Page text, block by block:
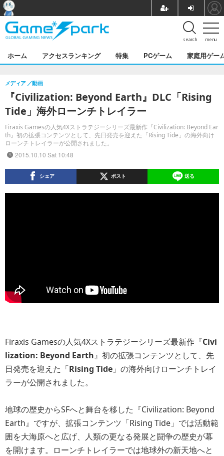
menu
search
ホーム アクセスランキング 特集 PCゲーム 家庭用ゲー
『Civilization: Beyond Earth』DLC「Rising
Tide」海外ローンチトレイラー
Firaxis Gamesの人気4Xストラテジーシリーズ最新作『Civilization: Beyond Ear
th』初の拡張コンテンツとして、先日発売を迎えた「Rising Tide」の海外向け
ローンチトレイラーが公開されました。
メディア 動画
2015.10.10 Sat 10:48
シェア ポスト 送る
Firaxis Gamesの人気4Xストラテジーシリーズ最新作『Civi
lization: Beyond Earth』初の拡張コンテンツとして、先
日発売を迎えた「Rising Tide 」の海外向けローンチトレイ
ラーが公開されました。
地球の歴史からSFへと舞台を移した『Civilization: Beyond
Earth』ですが、拡張コンテンツ「Rising Tide」では活動範
囲を大海原へと広げ、人類の更なる発展と闘争の歴史が幕
を開けます。ローンチトレイラーでは地球外の新天地へと